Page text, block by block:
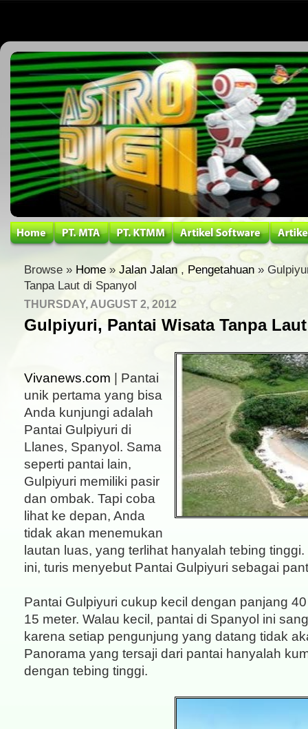
Browse » Home » Jalan Jalan , Pengetahuan »
Tanpa Laut di Spanyol
THURSDAY, AUGUST 2, 2012
Gulpiyuri, Pantai Wisata Tanpa
Vivanews.com | Pantai
unik pertama yang bisa
Anda kunjungi adalah
Pantai Gulpiyuri di
Llanes, Spanyol. Sama
seperti pantai lain,
Gulpiyuri memiliki pasir
dan ombak. Tapi coba
lihat ke depan, Anda
tidak akan menemukan
lautan luas, yang terlihat hanyalah tebing
ini, turis menyebut Pantai Gulpiyuri sebagai
Pantai Gulpiyuri cukup kecil dengan panjang
15 meter. Walau kecil, pantai di Spanyol ini
karena setiap pengunjung yang datang tidak
Panorama yang tersaji dari pantai hanyalah
dengan tebing tinggi.